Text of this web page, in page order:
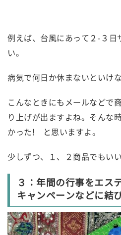
例えば、台風にあって２-３日
い。
病気で何日か休まないといけな
こんなときにもメールなどで
り上げが出ますよね。そんな
かった! と思いますよ。
少しずつ、１、２商品でもい
３：年間の行事をエス
キャンペーンなどに結